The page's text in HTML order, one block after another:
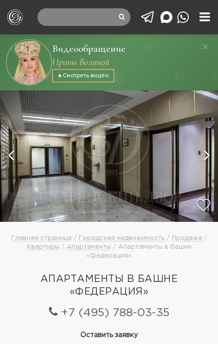
Видеообращение
Ирины Волиной
Смотреть видео
Главная страница / Городская недвижимость/ Продажа /
Квартиры / Апартаменты / Апартаменты в башне
«Федерация»
АПАРТАМЕНТЫ В БАШНЕ
«ФЕДЕРАЦИЯ»
+7 (495) 788-03-35
Оставить заявку